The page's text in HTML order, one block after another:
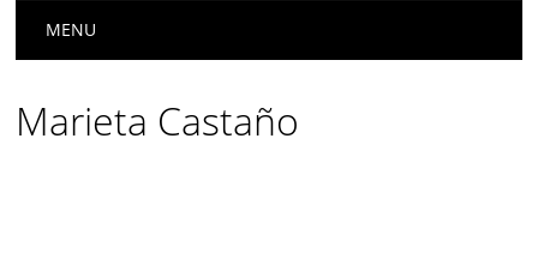
Menú principal
MENU
Marieta Castaño